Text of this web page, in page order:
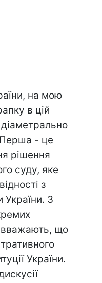
на мою
в цій
діаметрально
Перша - це
рішення
суду, яке
з
України. З
вважають, що
України.